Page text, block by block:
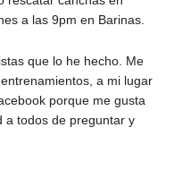
a las 9pm en Barinas.
que lo he hecho. Me
a mi lugar
porque me gusta
a todos de preguntar y